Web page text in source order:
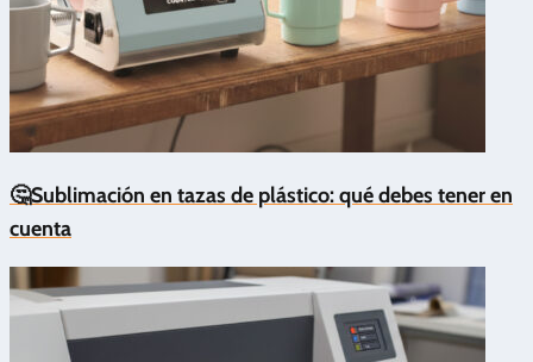
🤔Sublimación en tazas de plástico: qué debes tener en
cuenta